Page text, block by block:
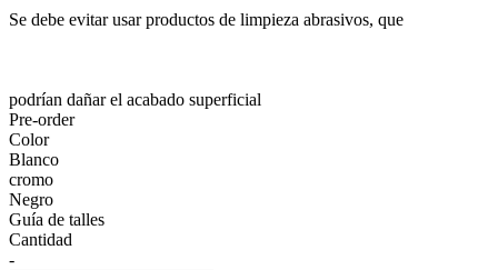
Se debe evitar usar productos de limpieza abrasivos, que
podrían dañar el acabado superficial
Pre-order
Color
Blanco
cromo
Negro
Guía de talles
Cantidad
-